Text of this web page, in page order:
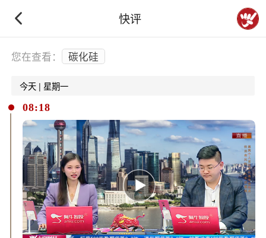
快评
下拉刷新
您在查看： 碳化硅
今天 | 星期一
08:18